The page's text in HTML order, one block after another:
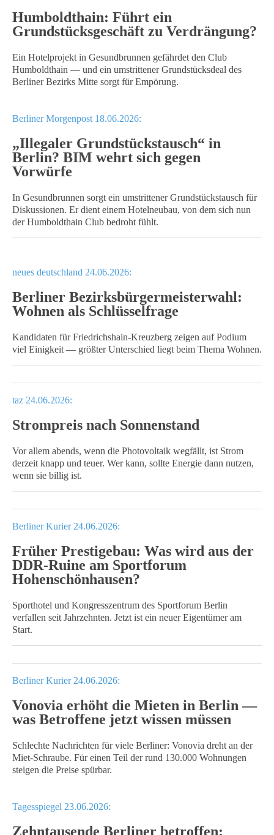
Humboldthain: Führt ein
Grundstücksgeschäft zu Verdrängung?
Ein Hotelprojekt in Gesundbrunnen gefährdet den Club
Humboldthain — und ein umstrittener Grundstücksdeal des
Berliner Bezirks Mitte sorgt für Empörung.
Berliner Morgenpost 18.06.2026:
„Illegaler Grundstückstausch“ in
Berlin? BIM wehrt sich gegen
Vorwürfe
In Gesundbrunnen sorgt ein umstrittener Grundstückstausch für
Diskussionen. Er dient einem Hotelneubau, von dem sich nun
der Humboldthain Club bedroht fühlt.
neues deutschland 24.06.2026:
Berliner Bezirksbürgermeisterwahl:
Wohnen als Schlüssel­frage
Kandidaten für Fried­richs­hain-Kreuz­berg zeigen auf Podium
viel Einig­keit — größter Unter­schied liegt beim Thema Wohnen.
taz 24.06.2026:
Strompreis nach Sonnenstand
Vor allem abends, wenn die Photovoltaik wegfällt, ist Strom
derzeit knapp und teuer. Wer kann, sollte Energie dann nutzen,
wenn sie billig ist.
Berliner Kurier 24.06.2026:
Früher Prestigebau: Was wird aus der
DDR-Ruine am Sportforum
Hohenschönhausen?
Sporthotel und Kongresszentrum des Sportforum Berlin
verfallen seit Jahrzehnten. Jetzt ist ein neuer Eigentümer am
Start.
Berliner Kurier 24.06.2026:
Vonovia erhöht die Mieten in Berlin —
was Betroffene jetzt wissen müssen
Schlechte Nachrichten für viele Berliner: Vonovia dreht an der
Miet-Schraube. Für einen Teil der rund 130.000 Wohnungen
steigen die Preise spürbar.
Tagesspiegel 23.06.2026:
Zehntausende Berliner betroffen: